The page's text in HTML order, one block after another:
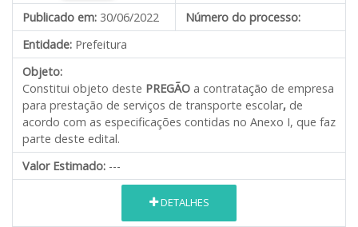
Publicado em: 30/06/2022
Número do processo:
Entidade: Prefeitura
Objeto:
Constitui objeto deste PREGÃO a contratação de empresa
para prestação de serviços de transporte escolar, de
acordo com as especificações contidas no Anexo I, que faz
parte deste edital.
Valor Estimado: ---
DETALHES